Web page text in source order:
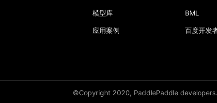
模型库
应用案例
BML
百度开发
©Copyright 2020, PaddlePaddle developers.